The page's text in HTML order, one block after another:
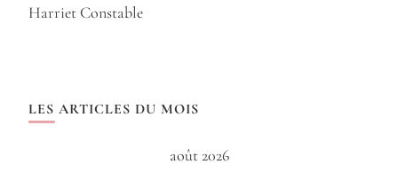
Harriet Constable
LES ARTICLES DU MOIS
août 2026